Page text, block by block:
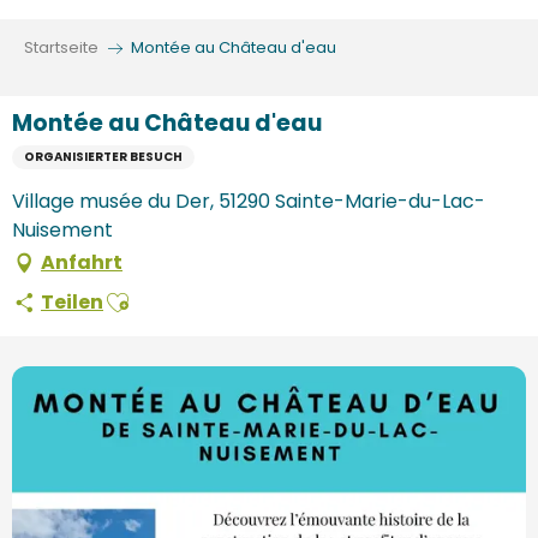
Startseite Montée au Château d'eau
Montée au Château d'eau
ORGANISIERTER BESUCH
Village musée du Der, 51290 Sainte-Marie-du-Lac-
Nuisement
Anfahrt
TeilenAjouter aux favoris